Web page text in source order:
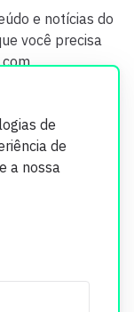
de
de
a nossa
e notícias do
você precisa
site são
de